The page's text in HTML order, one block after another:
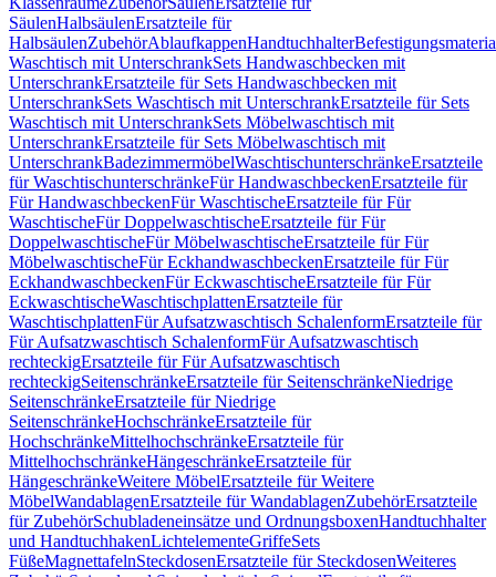
SäulenHalbsäulenErsatzteile für
HalbsäulenZubehörAblaufkappenHandtuchhalter
Waschtisch mit UnterschrankSets Handwaschbecken mit
UnterschrankErsatzteile für Sets Handwaschbecken mit
UnterschrankSets Waschtisch mit UnterschrankErsatzteile für Sets
Waschtisch mit UnterschrankSets Möbelwaschtisch mit
UnterschrankErsatzteile für Sets Möbelwaschtisch mit
UnterschrankBadezimmermöbelWaschtischunterschränkeErsatzteile
für WaschtischunterschränkeFür HandwaschbeckenErsatzteile für
Für HandwaschbeckenFür WaschtischeErsatzteile für Für
WaschtischeFür DoppelwaschtischeErsatzteile für Für
DoppelwaschtischeFür MöbelwaschtischeErsatzteile für Für
MöbelwaschtischeFür EckhandwaschbeckenErsatzteile für Für
EckhandwaschbeckenFür EckwaschtischeErsatzteile für Für
EckwaschtischeWaschtischplattenErsatzteile für
WaschtischplattenFür Aufsatzwaschtisch SchalenformErsatzteile für
Für Aufsatzwaschtisch SchalenformFür Aufsatzwaschtisch
rechteckigErsatzteile für Für Aufsatzwaschtisch
rechteckigSeitenschränkeErsatzteile für SeitenschränkeNiedrige
SeitenschränkeErsatzteile für Niedrige
SeitenschränkeHochschränkeErsatzteile für
HochschränkeMittelhochschränkeErsatzteile für
MittelhochschränkeHängeschränkeErsatzteile für
HängeschränkeWeitere MöbelErsatzteile für Weitere
MöbelWandablagenErsatzteile für WandablagenZubehörErsatzteile
für ZubehörSchubladeneinsätze und OrdnungsboxenHandtuchhalter
und HandtuchhakenLichtelementeGriffeSets
FüßeMagnettafelnSteckdosenErsatzteile für SteckdosenWeiteres